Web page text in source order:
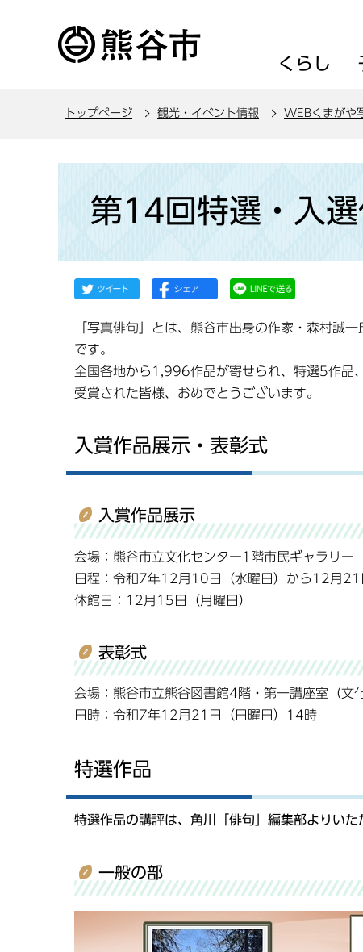
くらし
トップページ 観光・イベント情報 WEBくまがや
か
第14回特選・入
「写真俳句」とは、熊谷市出身の作家・森村誠
です。
全国各地から1,996作品が寄せられ、特選5作品
受賞された皆様、おめでとうございます。
入賞作品展示・表彰式
入賞作品展示
会場：熊谷市立文化センター1階市民ギャラリ
日程：令和7年12月10日（水曜日）から12月
休館日：12月15日（月曜日）
表彰式
会場：熊谷市立熊谷図書館4階・第一講座室（文
日時：令和7年12月21日（日曜日）14時
特選作品
特選作品の講評は、角川「俳句」編集部よりいた
一般の部